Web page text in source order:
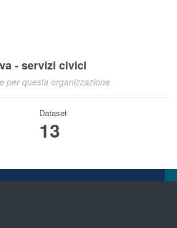
- servizi civici
per questa organizzazione
Dataset
13